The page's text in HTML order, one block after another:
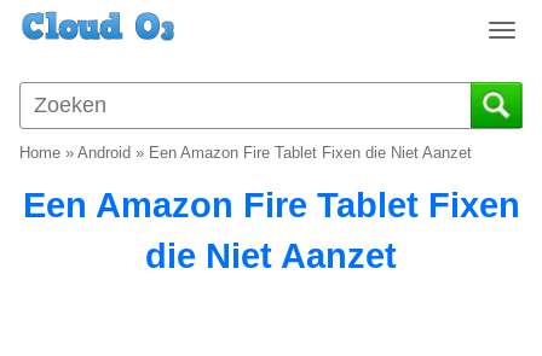
T
g
g
a
Home » Android » Een Amazon Fire Tablet Fixen die Niet Aanzet
Een Amazon Fire Tablet Fixen
die Niet Aanzet